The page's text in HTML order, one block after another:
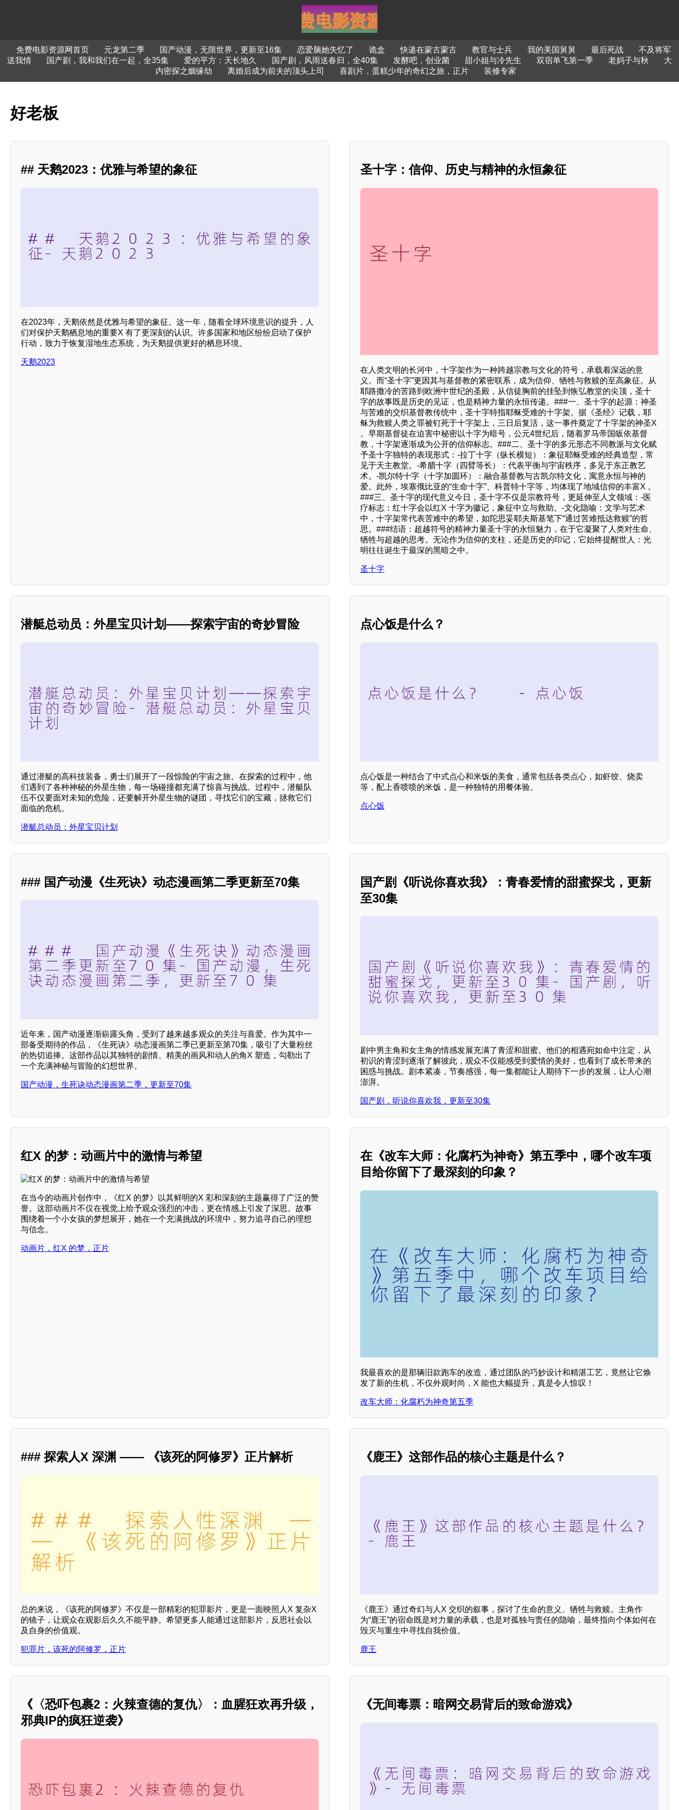
免费电影资源网首页 元龙第二季 国产动漫，无限世界，更新至16集 恋爱脑她失忆了 诡盒 快递在蒙古蒙古 教官与士兵 我的美国舅舅 最后死战
不及将军
送我情
国产剧，我和我们在一起，全35集 爱的平方：天长地久 国产剧，风雨送春归，全40集 发酵吧，创业菌 甜小姐与冷先生 双宿单飞第一季 老妈子与秋
大
内密探之姻缘劫
离婚后成为前夫的顶头上司 喜剧片，蛋糕少年的奇幻之旅，正片 装修专家
好老板
## 天鹅2023：优雅与希望的象征
在2023年，天鹅依然是优雅与希望的象征。这一年，随着全球环境意识的提升，人
们对保护天鹅栖息地的重要X 有了更深刻的认识。许多国家和地区纷纷启动了保护
行动，致力于恢复湿地生态系统，为天鹅提供更好的栖息环境。
天鹅2023
圣十字：信仰、历史与精神的永恒象征
在人类文明的长河中，十字架作为一种跨越宗教与文化的符号，承载着深远的意
义。而“圣十字”更因其与基督教的紧密联系，成为信仰、牺牲与救赎的至高象征。从
耶路撒冷的苦路到欧洲中世纪的圣殿，从信徒胸前的挂坠到恢弘教堂的尖顶，圣十
字的故事既是历史的见证，也是精神力量的永恒传递。###一、圣十字的起源：神圣
与苦难的交织基督教传统中，圣十字特指耶稣受难的十字架。据《圣经》记载，耶
稣为救赎人类之罪被钉死于十字架上，三日后复活，这一事件奠定了十字架的神圣X
。早期基督徒在迫害中秘密以十字为暗号，公元4世纪后，随着罗马帝国皈依基督
教，十字架逐渐成为公开的信仰标志。###二、圣十字的多元形态不同教派与文化赋
予圣十字独特的表现形式：-拉丁十字（纵长横短）：象征耶稣受难的经典造型，常
见于天主教堂。-希腊十字（四臂等长）：代表平衡与宇宙秩序，多见于东正教艺
术。-凯尔特十字（十字加圆环）：融合基督教与古凯尔特文化，寓意永恒与神的
爱。此外，埃塞俄比亚的“生命十字”、科普特十字等，均体现了地域信仰的丰富X 。
###三、圣十字的现代意义今日，圣十字不仅是宗教符号，更延伸至人文领域：-医
疗标志：红十字会以红X 十字为徽记，象征中立与救助。-文化隐喻：文学与艺术
中，十字架常代表苦难中的希望，如陀思妥耶夫斯基笔下“通过苦难抵达救赎”的哲
思。###结语：超越符号的精神力量圣十字的永恒魅力，在于它凝聚了人类对生命、
牺牲与超越的思考。无论作为信仰的支柱，还是历史的印记，它始终提醒世人：光
明往往诞生于最深的黑暗之中。
圣十字
潜艇总动员：外星宝贝计划——探索宇宙的奇妙冒险
通过潜艇的高科技装备，勇士们展开了一段惊险的宇宙之旅。在探索的过程中，他
们遇到了各种神秘的外星生物，每一场碰撞都充满了惊喜与挑战。过程中，潜艇队
伍不仅要面对未知的危险，还要解开外星生物的谜团，寻找它们的宝藏，拯救它们
面临的危机。
潜艇总动员：外星宝贝计划
点心饭是什么？
点心饭是一种结合了中式点心和米饭的美食，通常包括各类点心，如虾饺、烧卖
等，配上香喷喷的米饭，是一种独特的用餐体验。
点心饭
### 国产动漫《生死诀》动态漫画第二季更新至70集
近年来，国产动漫逐渐崭露头角，受到了越来越多观众的关注与喜爱。作为其中一
部备受期待的作品，《生死诀》动态漫画第二季已更新至第70集，吸引了大量粉丝
的热切追捧。这部作品以其独特的剧情、精美的画风和动人的角X 塑造，勾勒出了
一个充满神秘与冒险的幻想世界。
国产动漫，生死诀动态漫画第二季，更新至70集
国产剧《听说你喜欢我》：青春爱情的甜蜜探戈，更新
至30集
剧中男主角和女主角的情感发展充满了青涩和甜蜜。他们的相遇宛如命中注定，从
初识的青涩到逐渐了解彼此，观众不仅能感受到爱情的美好，也看到了成长带来的
困惑与挑战。剧本紧凑，节奏感强，每一集都能让人期待下一步的发展，让人心潮
澎湃。
国产剧，听说你喜欢我，更新至30集
红X 的梦：动画片中的激情与希望
在当今的动画片创作中，《红X 的梦》以其鲜明的X 彩和深刻的主题赢得了广泛的赞
誉。这部动画片不仅在视觉上给予观众强烈的冲击，更在情感上引发了深思。故事
围绕着一个小女孩的梦想展开，她在一个充满挑战的环境中，努力追寻自己的理想
与信念。
动画片，红X 的梦，正片
在《改车大师：化腐朽为神奇》第五季中，哪个改车项
目给你留下了最深刻的印象？
我最喜欢的是那辆旧款跑车的改造，通过团队的巧妙设计和精湛工艺，竟然让它焕
发了新的生机，不仅外观时尚，X 能也大幅提升，真是令人惊叹！
改车大师：化腐朽为神奇第五季
### 探索人X 深渊 —— 《该死的阿修罗》正片解析
总的来说，《该死的阿修罗》不仅是一部精彩的犯罪影片，更是一面映照人X 复杂X
的镜子，让观众在观影后久久不能平静。希望更多人能通过这部影片，反思社会以
及自身的价值观。
犯罪片，该死的阿修罗，正片
《鹿王》这部作品的核心主题是什么？
《鹿王》通过奇幻与人X 交织的叙事，探讨了生命的意义、牺牲与救赎。主角作
为“鹿王”的宿命既是对力量的承载，也是对孤独与责任的隐喻，最终指向个体如何在
毁灭与重生中寻找自我价值。
鹿王
《〈恐吓包裹2：火辣查德的复仇〉：血腥狂欢再升级，
邪典IP的疯狂逆袭》
《无间毒票：暗网交易背后的致命游戏》